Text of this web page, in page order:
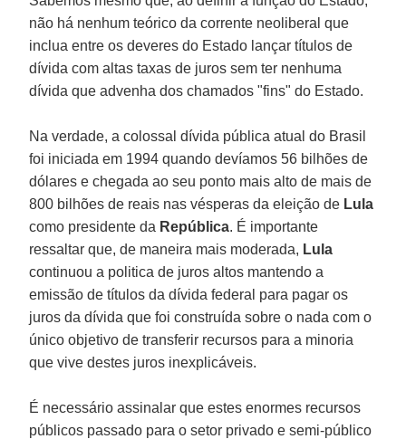
não há nenhum teórico da corrente neoliberal que
inclua entre os deveres do Estado lançar títulos de
dívida com altas taxas de juros sem ter nenhuma
dívida que advenha dos chamados "fins" do Estado.
Na verdade, a colossal dívida pública atual do Brasil
foi iniciada em 1994 quando devíamos 56 bilhões de
dólares e chegada ao seu ponto mais alto de mais de
800 bilhões de reais nas vésperas da eleição de Lula
como presidente da República. É importante
ressaltar que, de maneira mais moderada, Lula
continuou a politica de juros altos mantendo a
emissão de títulos da dívida federal para pagar os
juros da dívida que foi construída sobre o nada com o
único objetivo de transferir recursos para a minoria
que vive destes juros inexplicáveis.
É necessário assinalar que estes enormes recursos
públicos passado para o setor privado e semi-público